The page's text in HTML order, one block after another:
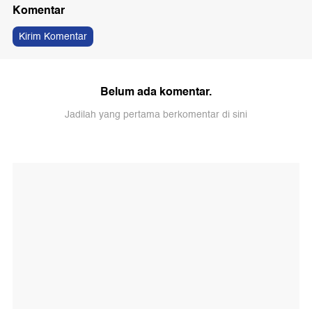
Komentar
Kirim Komentar
Belum ada komentar.
Jadilah yang pertama berkomentar di sini